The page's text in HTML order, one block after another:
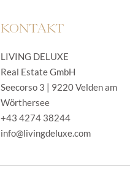
KONTAKT
LIVING DELUXE
Real Estate GmbH
Seecorso 3 | 9220 Velden am
Wörthersee
+43 4274 38244
info@livingdeluxe.com